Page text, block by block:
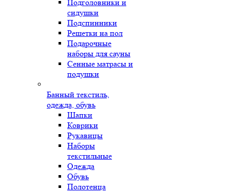
Подголовники и
сидушки
Подспинники
Решетки на пол
Подарочные
наборы для сауны
Сенные матрасы и
подушки
Банный текстиль,
одежда, обувь
Шапки
Коврики
Рукавицы
Наборы
текстильные
Одежда
Обувь
Полотенца